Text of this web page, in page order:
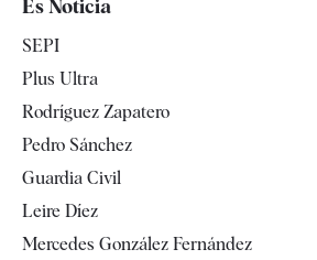
Televisión
Es Noticia
SEPI
Plus Ultra
Rodríguez Zapatero
Pedro Sánchez
Guardia Civil
Leire Díez
Mercedes González Fernández